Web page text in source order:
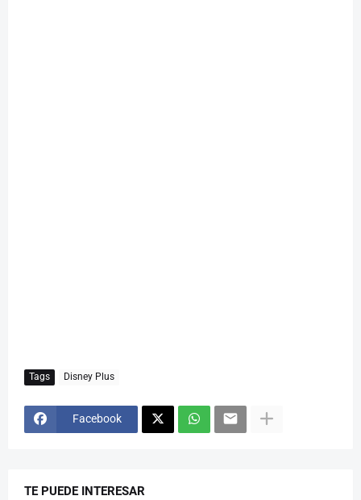
Tags Disney Plus
Facebook
TE PUEDE INTERESAR